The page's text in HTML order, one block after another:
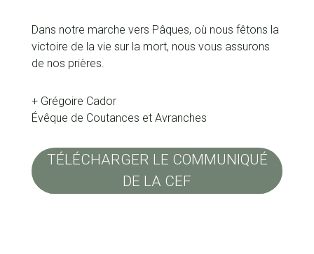
Dans notre marche vers Pâques, où nous fêtons la
victoire de la vie sur la mort, nous vous assurons
de nos prières.
+ Grégoire Cador
Évêque de Coutances et Avranches
TÉLÉCHARGER LE COMMUNIQUÉ
DE LA CEF